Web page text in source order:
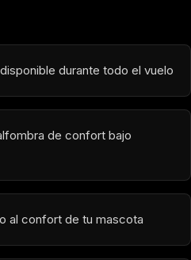
durante todo el vuelo
de confort bajo
al confort de tu mascota